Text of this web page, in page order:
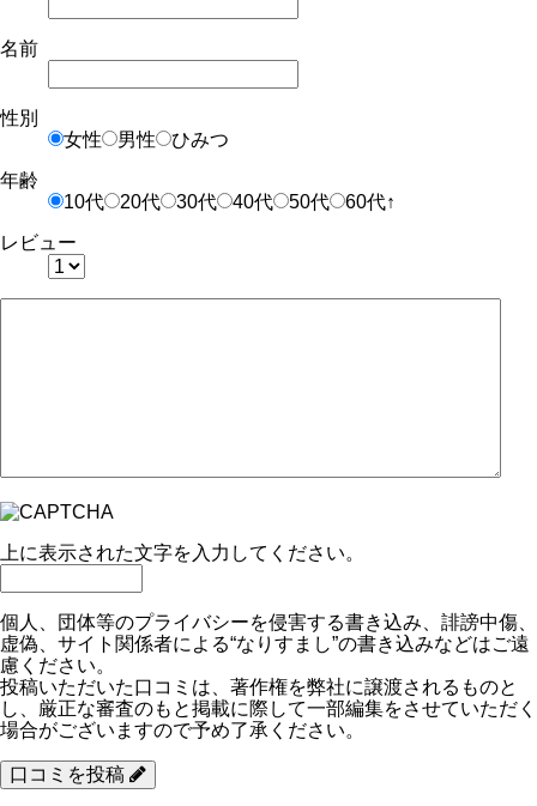
名前
性別
女性
男性
ひみつ
年齢
10代
20代 30代 40代 50代
60代↑
レビュー
上に表示された文字を入力してください。
個人、団体等のプライバシーを侵害する書き込み、誹謗中傷、
虚偽、サイト関係者による“なりすまし”の書き込みなどはご遠
慮ください。
投稿いただいた口コミは、著作権を弊社に譲渡されるものと
し、厳正な審査のもと掲載に際して一部編集をさせていただく
場合がございますので予め了承ください。
口コミを投稿